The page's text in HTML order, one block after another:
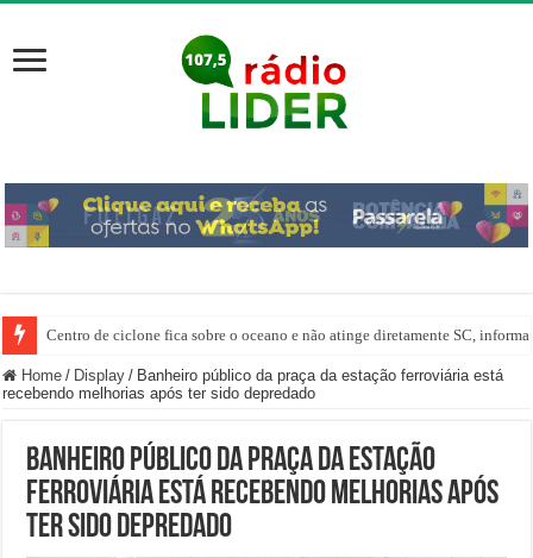
Centro de ciclone fica sobre o oceano e não atinge diretamente SC,
Home / Display / Banheiro público da praça da estação ferroviária está
recebendo melhorias após ter sido depredado
Banheiro público da praça da estação
ferroviária está recebendo melhorias após
ter sido depredado